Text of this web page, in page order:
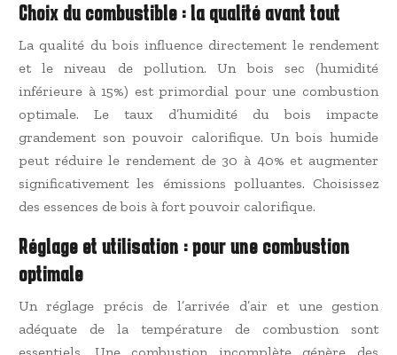
Choix du combustible : la qualité avant tout
La qualité du bois influence directement le rendement
et le niveau de pollution. Un bois sec (humidité
inférieure à 15%) est primordial pour une combustion
optimale. Le taux d’humidité du bois impacte
grandement son pouvoir calorifique. Un bois humide
peut réduire le rendement de 30 à 40% et augmenter
significativement les émissions polluantes. Choisissez
des essences de bois à fort pouvoir calorifique.
Réglage et utilisation : pour une combustion
optimale
Un réglage précis de l’arrivée d’air et une gestion
adéquate de la température de combustion sont